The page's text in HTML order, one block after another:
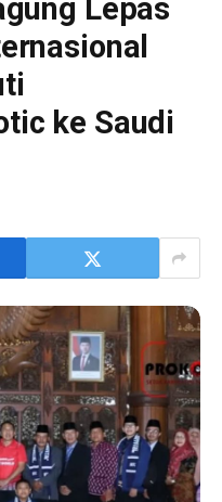
Lepas
ke Saudi